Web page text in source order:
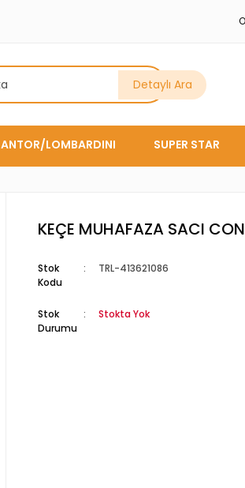
Detaylı Ara
ANTOR/LOMBARDINI SUPER STAR
KEÇE MUHAFAZA SACI
Stok
Kodu
TRL-413621086
Stok
Durumu
Stokta Yok